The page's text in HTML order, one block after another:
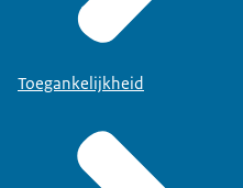
Toegankelijkheid